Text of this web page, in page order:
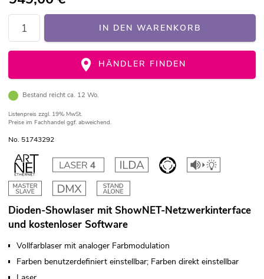
IN DEN WARENKORB
HÄNDLER FINDEN
Bestand reicht ca. 12 Wo.
Listenpreis zzgl. 19% MwSt.
Preise im Fachhandel ggf. abweichend.
No. 51743292
Dioden-Showlaser mit ShowNET-Netzwerkinterface
und kostenloser Software
Vollfarblaser mit analoger Farbmodulation
Farben benutzerdefiniert einstellbar; Farben direkt einstellbar